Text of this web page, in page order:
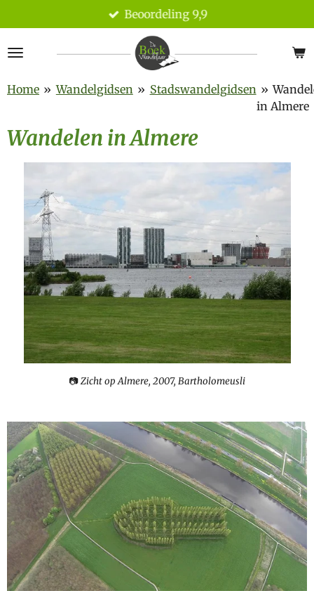
direct
naar
Beoordeling 9,9
Home » Wandelgidsen » Stadswandelgidsen »
in Almere
Wandelen in Almere
📷Zicht op Almere, 2007, Bartholomeusli